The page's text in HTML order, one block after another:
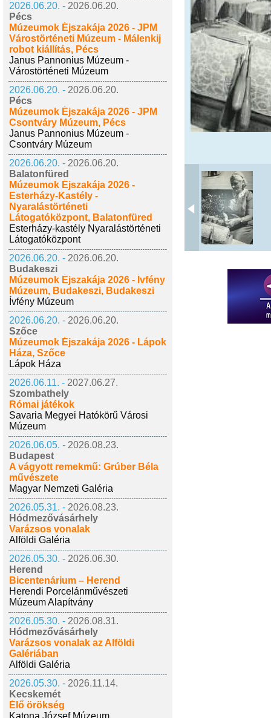
2026.06.20. - 2026.06.20.
Pécs
Múzeumok Éjszakája 2026 - JPM
Várostörténeti Múzeum - Málenkij
robot kiállítás, Pécs
Janus Pannonius Múzeum -
Várostörténeti Múzeum
2026.06.20. - 2026.06.20.
Pécs
Múzeumok Éjszakája 2026 - JPM
Csontváry Múzeum, Pécs
Janus Pannonius Múzeum -
Csontváry Múzeum
2026.06.20. - 2026.06.20.
Balatonfüred
Múzeumok Éjszakája 2026 -
Esterházy-Kastély -
Nyaralástörténeti
Látogatóközpont, Balatonfüred
Esterházy-kastély Nyaralástörténeti
Látogatóközpont
2026.06.20. - 2026.06.20.
Budakeszi
Múzeumok Éjszakája 2026 - Ívfény
Múzeum, Budakeszi, Budakeszi
Ívfény Múzeum
2026.06.20. - 2026.06.20.
Szőce
Múzeumok Éjszakája 2026 - Lápok
Háza, Szőce
Lápok Háza
2026.06.11. - 2027.06.27.
Szombathely
Római játékok
Savaria Megyei Hatókörű Városi
Múzeum
2026.06.05. - 2026.08.23.
Budapest
A vágyott remekmű: Grúber Béla
művészete
Magyar Nemzeti Galéria
2026.05.31. - 2026.08.23.
Hódmezővásárhely
Varázsos vonalak
Alföldi Galéria
2026.05.30. - 2026.06.30.
Herend
Bicentenárium – Herend
Herendi Porcelánművészeti
Múzeum Alapítvány
2026.05.30. - 2026.08.31.
Hódmezővásárhely
Varázsos vonalak az Alföldi
Galériában
Alföldi Galéria
2026.05.30. - 2026.11.14.
Kecskemét
Élő örökség
Katona József Múzeum